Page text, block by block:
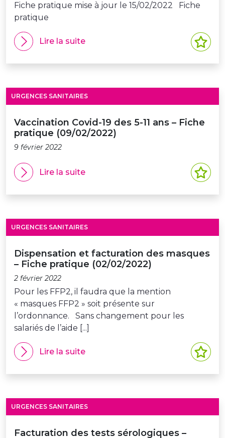
Fiche pratique mise à jour le 15/02/2022 Fiche
pratique
Lire la suite
URGENCES SANITAIRES
Vaccination Covid-19 des 5-11 ans – Fiche
pratique (09/02/2022)
9 février 2022
Lire la suite
URGENCES SANITAIRES
Dispensation et facturation des masques
– Fiche pratique (02/02/2022)
2 février 2022
Pour les FFP2, il faudra que la mention
« masques FFP2 » soit présente sur
l’ordonnance. Sans changement pour les
salariés de l’aide [...]
Lire la suite
URGENCES SANITAIRES
Facturation des tests sérologiques –